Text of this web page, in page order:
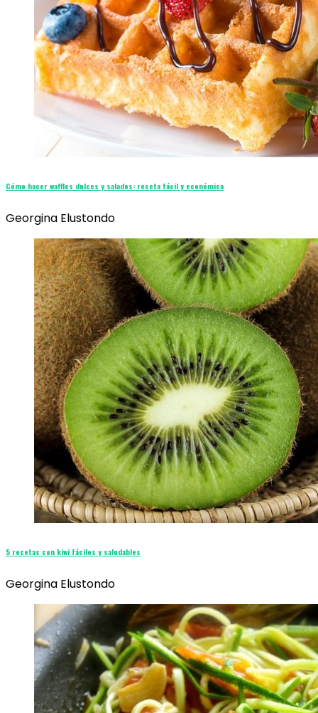
Cómo hacer waffles dulces y salados: receta fácil y económica
Georgina Elustondo
5 recetas con kiwi fáciles y saludables
Georgina Elustondo